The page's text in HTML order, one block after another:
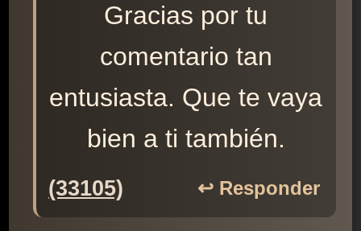
Gracias por tu
comentario tan
entusiasta. Que te vaya
bien a ti también.
(33105) ↩️ Responder